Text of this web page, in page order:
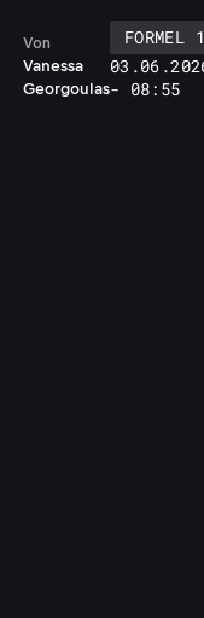
Vanessa
Georgoulas
Von
FORMEL 1
- 08:55